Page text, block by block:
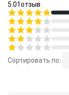
5.01отзыв
Сортировать по: